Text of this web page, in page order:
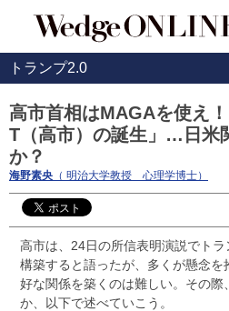
トランプ2.0
高市首相はMAGAを使え
T（高市）の誕生」…日米
か？
海野素央 （ 明治大学教授 心理学博士）
高市は、24日の所信表明演説でト
構築すると語ったが、多くが懸念を
好な関係を築くのは難しい。その
か、以下で述べていこう。